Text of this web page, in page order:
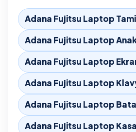
Adana Fujitsu Laptop
Adana Fujitsu Laptop
Adana Fujitsu Laptop
Adana Fujitsu Laptop
Adana Fujitsu Laptop
Adana Fujitsu Laptop